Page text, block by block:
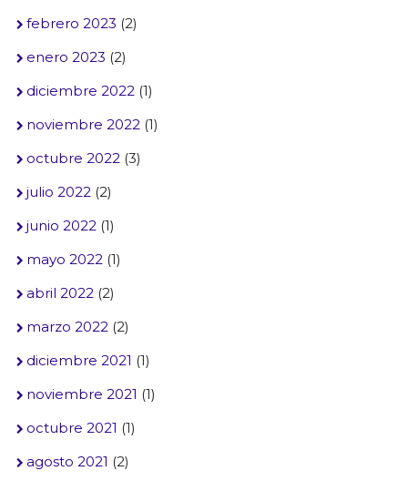
febrero 2023 (2)
enero 2023 (2)
diciembre 2022(1)
noviembre 2022(1)
octubre 2022(3)
julio 2022(2)
junio 2022(1)
mayo 2022(1)
abril 2022(2)
marzo 2022(2)
diciembre 2021 (1)
noviembre 2021 (1)
octubre 2021 (1)
agosto 2021 (2)